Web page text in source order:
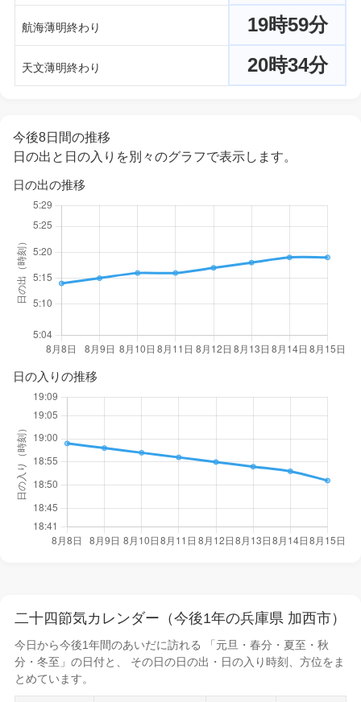
航海薄明終わり 19時59分
天文薄明終わり 20時34分
今後8日間の推移
日の出と日の入りを別々のグラフで表示します。
日の出の推移
日の入りの推移
二十四節気カレンダー（今後1年の兵庫県 加西市）
今日から今後1年間のあいだに訪れる 「元旦・春分・夏至・秋
分・冬至」の日付と、 その日の日の出・日の入り時刻
、方位をま
とめています。